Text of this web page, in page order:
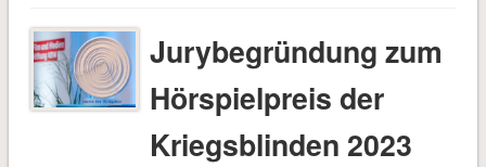
Jurybegründung zum
Hörspielpreis der
Kriegsblinden 2023